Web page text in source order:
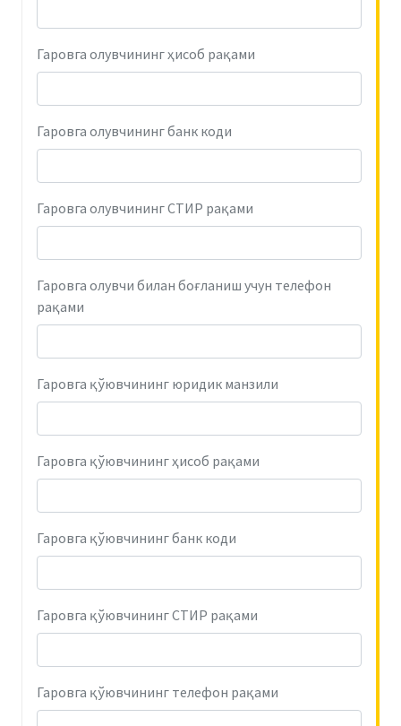
Гаровга олувчининг ҳисоб рақами
Гаровга олувчининг банк коди
Гаровга олувчининг СТИР рақами
Гаровга олувчи билан боғланиш учун телефон
рақами
Гаровга қўювчининг юридик манзили
Гаровга қўювчининг ҳисоб рақами
Гаровга қўювчининг банк коди
Гаровга қўювчининг СТИР рақами
Гаровга қўювчининг телефон рақами